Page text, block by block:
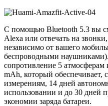
С помощью Bluetooth 5.3 вы
Alexa или отвечать на
независимо от вашего
беспроводными
сопротивление 5 атмосферам
mAh, который обеспечивает,
измерениям, 14 дней
использовании и до 30 дней
экономии заряда батареи.